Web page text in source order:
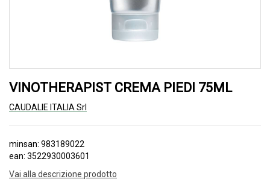
VINOTHERAPIST CREMA PIEDI 75ML
CAUDALIE ITALIA Srl
minsan: 983189022
ean: 3522930003601
Vai alla descrizione prodotto